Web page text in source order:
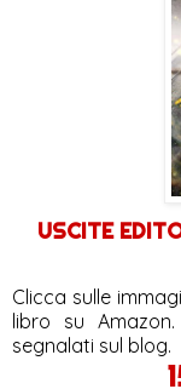
USCITE
Clicca sulle
libro su
segnalati sul blog.